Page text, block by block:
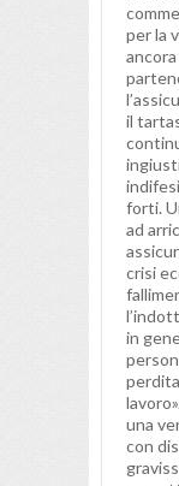
per la
il
forti.
ad
crisi
in
una
con